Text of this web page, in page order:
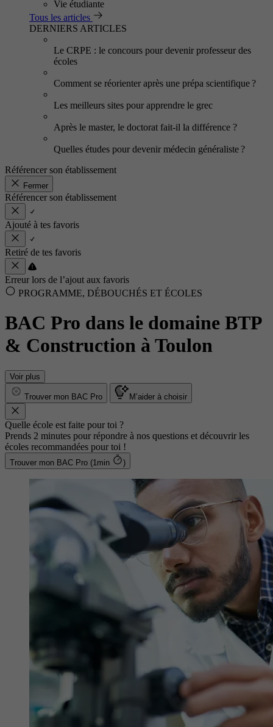
Vie étudiante
Tous les articles
DERNIERS ARTICLES
Le CRPE : le concours pour devenir professeur des
écoles
Comment se réorienter après une prépa scientifique ?
Les meilleurs sites pour apprendre le grec
Après le master, le doctorat fait-il la différence ?
Quelles études pour devenir médecin généraliste ?
Référencer son établissement
Fermer
Référencer son établissement
Ajouté à tes favoris
Retiré de tes favoris
Erreur lors de l’ajout aux favoris
PROGRAMME, DÉBOUCHÉS ET ÉCOLES
BAC Pro dans le domaine BTP
& Construction à Toulon
Voir plus
Trouver mon BAC Pro M’aider à choisir
Quelle école est faite pour toi ?
Prends 2 minutes pour répondre à nos questions et découvrir les
écoles recommandées pour toi !
Trouver mon BAC Pro (1min )